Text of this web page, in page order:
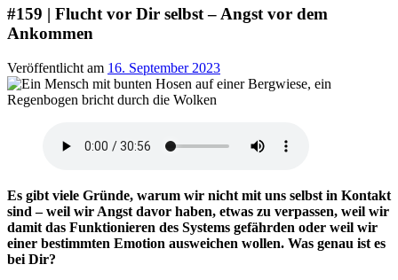
#159 | Flucht vor Dir selbst – Angst vor dem
Ankommen
Veröffentlicht am 16. September 2023
Es gibt viele Gründe, warum wir nicht mit uns selbst in Kontakt
sind – weil wir Angst davor haben, etwas zu verpassen, weil wir
damit das Funktionieren des Systems gefährden oder weil wir
einer bestimmten Emotion ausweichen wollen. Was genau ist es
bei Dir?